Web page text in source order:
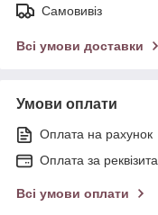
Самовивіз
Всі умови доставки
Умови оплати
Оплата на рахунок
Оплата за
Всі умови оплати